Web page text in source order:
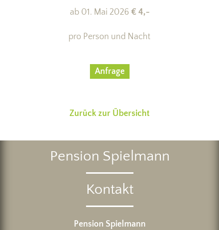
ab 01. Mai 2026 € 4,-
pro Person und Nacht
Anfrage
Zurück zur Übersicht
Pension Spielmann
Kontakt
Pension Spielmann